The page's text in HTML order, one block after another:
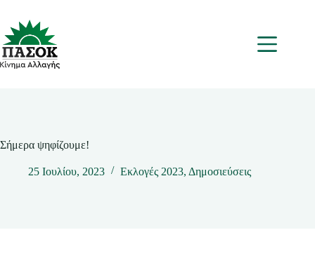
περιεχόμενο
Μενου
Σήμερα ψηφίζουμε!
25 Ιουλίου, 2023 Εκλογές 2023, Δημοσιεύσεις